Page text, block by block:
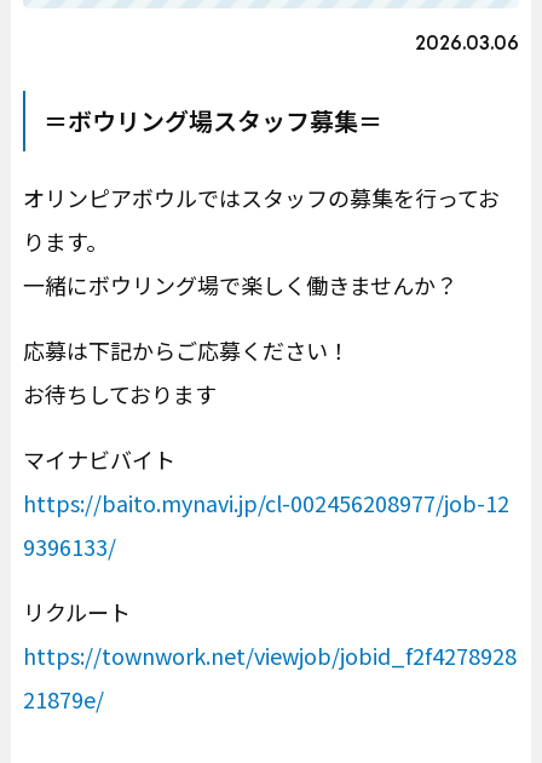
2026.03.06
＝ボウリング場スタッフ募集＝
オリンピアボウルではスタッフの募集を行ってお
ります。
一緒にボウリング場で楽しく働きませんか？
応募は下記からご応募ください！
お待ちしております
マイナビバイト
https://baito.mynavi.jp/cl-002456208977/job-12
9396133/
リクルート
https://townwork.net/viewjob/jobid_f2f4278928
21879e/